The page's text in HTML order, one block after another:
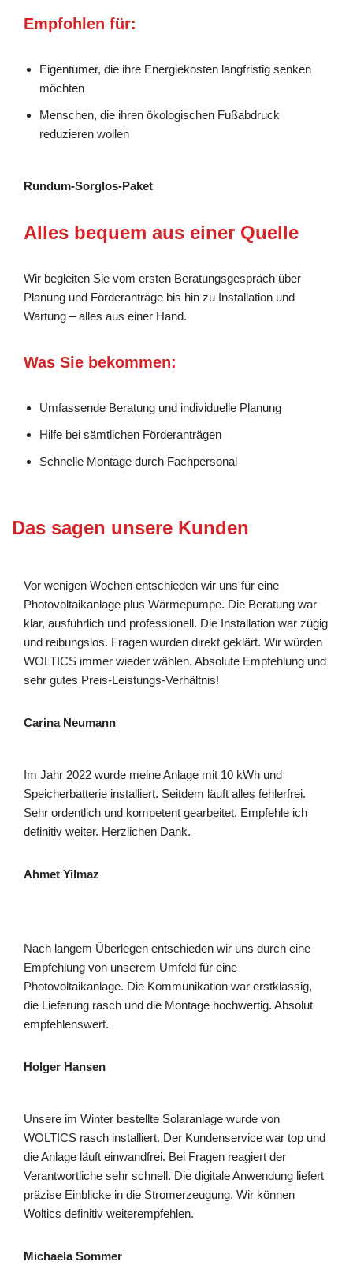
Empfohlen für:
Eigentümer, die ihre Energiekosten langfristig senken
möchten
Menschen, die ihren ökologischen Fußabdruck
reduzieren wollen
Rundum-Sorglos-Paket
Alles bequem aus einer Quelle
Wir begleiten Sie vom ersten Beratungsgespräch über
Planung und Förderanträge bis hin zu Installation und
Wartung – alles aus einer Hand.
Was Sie bekommen:
Umfassende Beratung und individuelle Planung
Hilfe bei sämtlichen Förderanträgen
Schnelle Montage durch Fachpersonal
Das sagen unsere Kunden
Vor wenigen Wochen entschieden wir uns für eine
Photovoltaikanlage plus Wärmepumpe. Die Beratung war
klar, ausführlich und professionell. Die Installation war zügig
und reibungslos. Fragen wurden direkt geklärt. Wir würden
WOLTICS immer wieder wählen. Absolute Empfehlung und
sehr gutes Preis-Leistungs-Verhältnis!
Carina Neumann
Im Jahr 2022 wurde meine Anlage mit 10 kWh und
Speicherbatterie installiert. Seitdem läuft alles fehlerfrei.
Sehr ordentlich und kompetent gearbeitet. Empfehle ich
definitiv weiter. Herzlichen Dank.
Ahmet Yilmaz
Nach langem Überlegen entschieden wir uns durch eine
Empfehlung von unserem Umfeld für eine
Photovoltaikanlage. Die Kommunikation war erstklassig,
die Lieferung rasch und die Montage hochwertig. Absolut
empfehlenswert.
Holger Hansen
Unsere im Winter bestellte Solaranlage wurde von
WOLTICS rasch installiert. Der Kundenservice war top und
die Anlage läuft einwandfrei. Bei Fragen reagiert der
Verantwortliche sehr schnell. Die digitale Anwendung liefert
präzise Einblicke in die Stromerzeugung. Wir können
Woltics definitiv weiterempfehlen.
Michaela Sommer